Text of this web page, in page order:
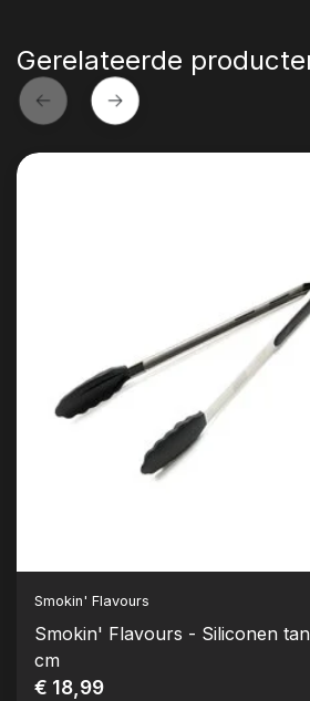
Gerelateerde
Smokin' Flavours
Smokin' Flavours - Siliconen
cm
€ 18,99